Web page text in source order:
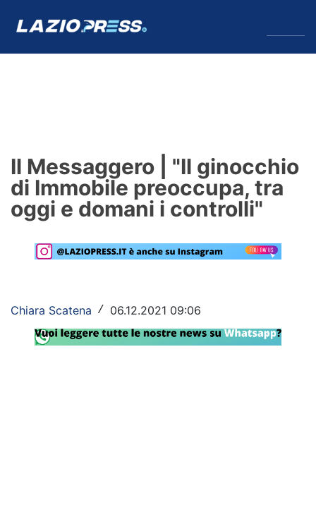
Formello
Infortuni
Primavera
Lazio Women
Rassegna Lazio
Il Messaggero | "Il ginocchio
di Immobile preoccupa, tra
oggi e domani i controlli"
Chiara Scatena / 06.12.2021 09:06